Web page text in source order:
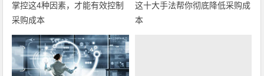
掌控这4种因素，才能有效控制
采购成本
这十大手法帮你彻底降低采购成
本